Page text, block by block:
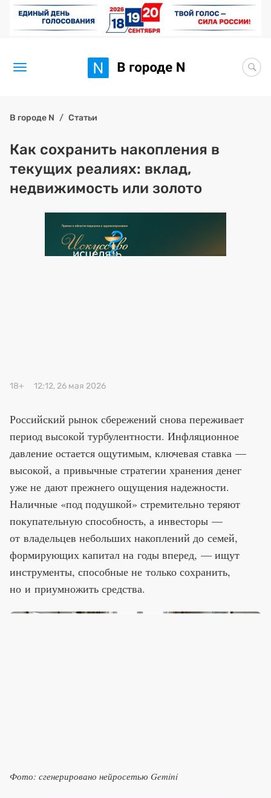
Здоровье
BORЩ
Премия 2026 (текущая)
В городе N Статьи
Как сохранить накопления в
текущих реалиях: вклад,
недвижимость или золото
18+ 12:12, 26 мая 2026
Российский рынок сбережений снова переживает
период высокой турбулентности. Инфляционное
давление остается ощутимым, ключевая ставка —
высокой, а привычные стратегии хранения денег
уже не дают прежнего ощущения надежности.
Наличные «под подушкой» стремительно теряют
покупательную способность, а инвесторы —
от владельцев небольших накоплений до семей,
формирующих капитал на годы вперед, — ищут
инструменты, способные не только сохранить,
но и приумножить средства.
Фото: сгенерировано нейросетью Gemini